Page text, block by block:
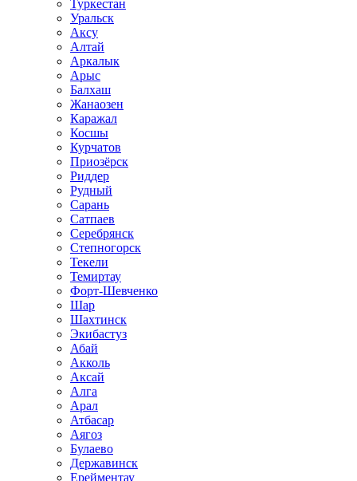
Туркестан
Уральск
Аксу
Алтай
Аркалык
Арыс
Балхаш
Жанаозен
Каражал
Косшы
Курчатов
Приозёрск
Риддер
Рудный
Сарань
Сатпаев
Серебрянск
Степногорск
Текели
Темиртау
Форт-Шевченко
Шар
Шахтинск
Экибастуз
Абай
Акколь
Аксай
Алга
Арал
Атбасар
Аягоз
Булаево
Державинск
Ерейментау